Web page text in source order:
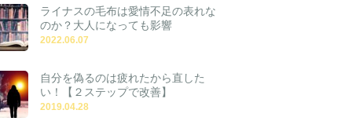
ライナスの毛布は愛情不足の表れな
のか？大人になっても影響
2022.06.07
自分を偽るのは疲れたから直した
い！【２ステップで改善】
2019.04.28